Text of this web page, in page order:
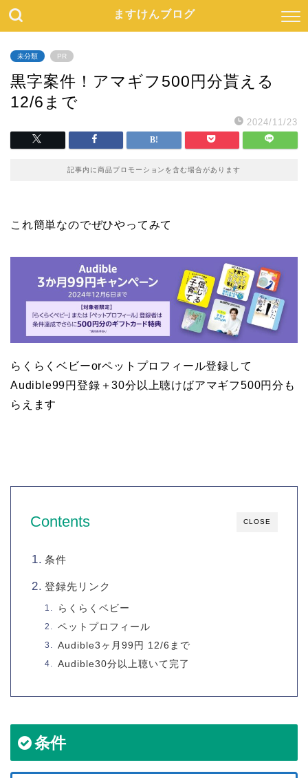
ますけんブログ
未分類 PR
黒字案件！アマギフ500円分貰える
12/6まで
2024/11/23
記事内に商品プロモーションを含む場合があります
これ簡単なのでぜひやってみて
らくらくベビーorペットプロフィール登録して
Audible99円登録＋30分以上聴けばアマギフ500円分も
らえます
CLOSE
Contents
条件
登録先リンク
らくらくベビー
ペットプロフィール
Audible3ヶ月99円 12/6まで
Audible30分以上聴いて完了
条件